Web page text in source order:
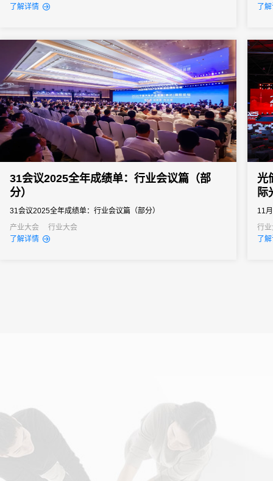
了解详情
活
了
31会议2025全年成绩单：行业会议篇（部
分）
31会议2025全年成绩单：行业会议篇（部分）
产业大会
行业大会
了解详情
光
际
11
都
的
行
了